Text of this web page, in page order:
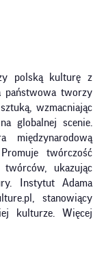
polską kulturę z
państwowa tworzy
wzmacniając
globalnej scenie.
międzynarodową
twórczość
ukazując
Instytut Adama
stanowiący
kulturze. Więcej